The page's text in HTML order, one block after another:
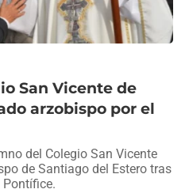
San Vicente de
arzobispo por el
del Colegio San Vicente
de Santiago del Estero tras